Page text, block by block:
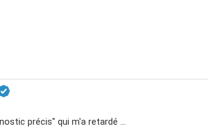
précis" qui m'a retardé ...